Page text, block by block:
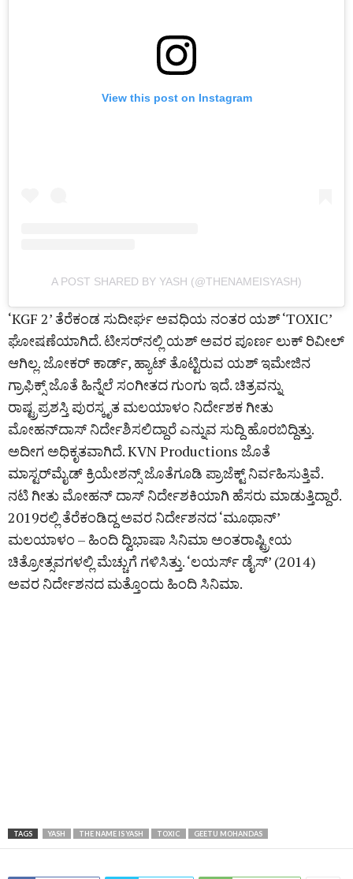
View this post on Instagram
A POST SHARED BY YASH (@THENAMEISYASH)
‘KGF 2’ ತೆರೆಕಂಡ ಸುದೀರ್ಘ ಅವಧಿಯ ನಂತರ ಯಶ್‌ ‘TOXIC’
ಘೋಷಣೆಯಾಗಿದೆ. ಟೀಸರ್‌ನಲ್ಲಿ ಯಶ್‌ ಅವರ ಪೂರ್ಣ ಲುಕ್‌ ರಿವೀಲ್‌
ಆಗಿಲ್ಲ. ಜೋಕರ್‌ ಕಾರ್ಡ್‌, ಹ್ಯಾಟ್‌ ತೊಟ್ಟಿರುವ ಯಶ್‌ ಇಮೇಜಿನ
ಗ್ರಾಫಿಕ್ಸ್‌ ಜೊತೆ ಹಿನ್ನೆಲೆ ಸಂಗೀತದ ಗುಂಗು ಇದೆ. ಚಿತ್ರವನ್ನು
ರಾಷ್ಟ್ರಪ್ರಶಸ್ತಿ ಪುರಸ್ಕೃತ ಮಲಯಾಳಂ ನಿರ್ದೇಶಕ ಗೀತು
ಮೋಹನ್‌ದಾಸ್‌ ನಿರ್ದೇಶಿಸಲಿದ್ದಾರೆ ಎನ್ನುವ ಸುದ್ದಿ ಹೊರಬಿದ್ದಿತ್ತು.
ಅದೀಗ ಅಧಿಕೃತವಾಗಿದೆ. KVN Productions ಜೊತೆ
ಮಾಸ್ಟರ್‌ಮೈಡ್‌ ಕ್ರಿಯೇಶನ್ಸ್‌ ಜೊತೆಗೂಡಿ ಪ್ರಾಜೆಕ್ಟ್‌ ನಿರ್ವಹಿಸುತ್ತಿವೆ.
ನಟಿ ಗೀತು ಮೋಹನ್‌ ದಾಸ್‌ ನಿರ್ದೇಶಕಿಯಾಗಿ ಹೆಸರು ಮಾಡುತ್ತಿದ್ದಾರೆ.
2019ರಲ್ಲಿ ತೆರೆಕಂಡಿದ್ದ ಅವರ ನಿರ್ದೇಶನದ ‘ಮೂಥಾನ್‌’
ಮಲಯಾಳಂ – ಹಿಂದಿ ದ್ವಿಭಾಷಾ ಸಿನಿಮಾ ಅಂತರಾಷ್ಟ್ರೀಯ
ಚಿತ್ರೋತ್ಸವಗಳಲ್ಲಿ ಮೆಚ್ಚುಗೆ ಗಳಿಸಿತ್ತು. ‘ಲಯರ್ಸ್‌ ಡೈಸ್‌’ (2014)
ಅವರ ನಿರ್ದೇಶನದ ಮತ್ತೊಂದು ಹಿಂದಿ ಸಿನಿಮಾ.
TAGS YASH THE NAME IS YASH TOXIC GEETU MOHANDAS